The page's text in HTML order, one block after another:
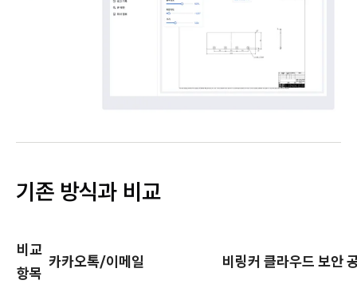
기존 방식과 비교
비교
항목
카카오톡/이메일 비링커 클라우드 보안